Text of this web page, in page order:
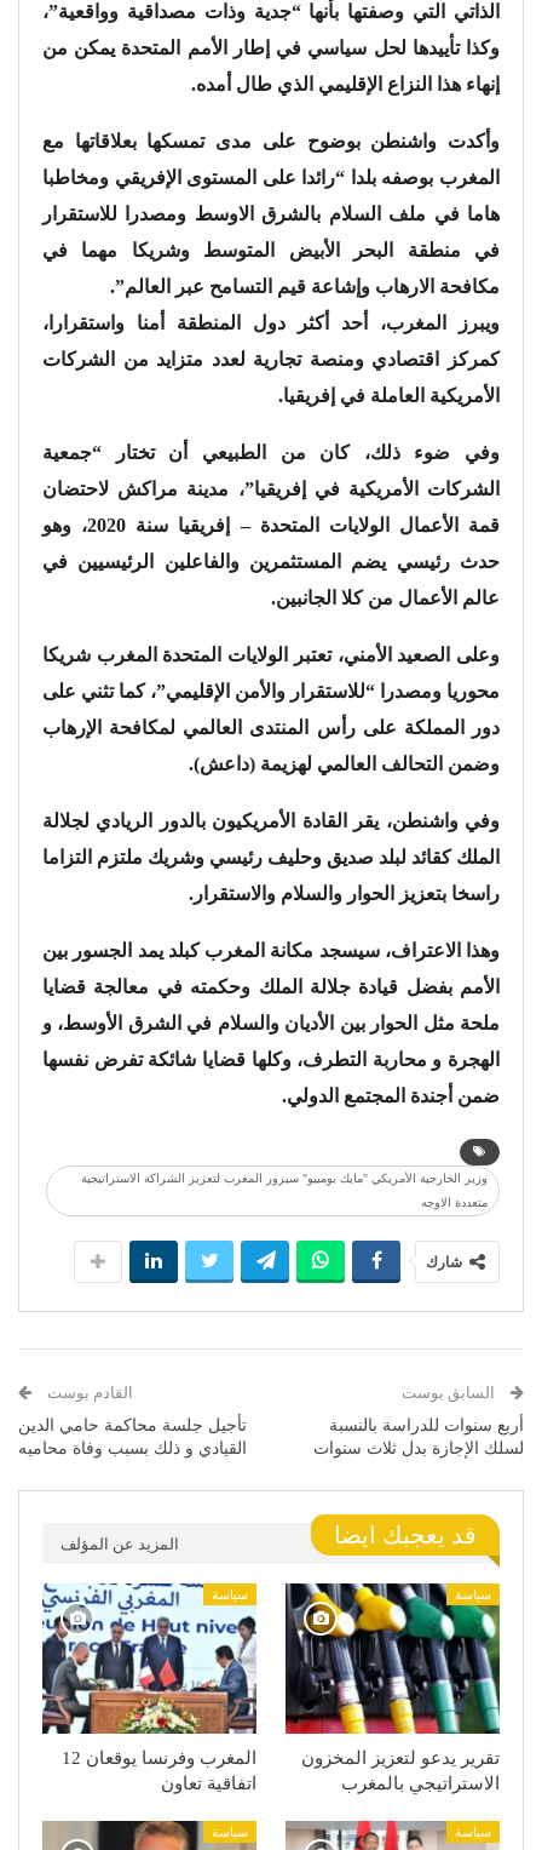
الذاتي التي وصفتها بأنها “جدية وذات مصداقية وواقعية”،
وكذا تأييدها لحل سياسي في إطار الأمم المتحدة يمكن من
إنهاء هذا النزاع الإقليمي الذي طال أمده.
وأكدت واشنطن بوضوح على مدى تمسكها بعلاقاتها مع
المغرب بوصفه بلدا “رائدا على المستوى الإفريقي ومخاطبا
هاما في ملف السلام بالشرق الاوسط ومصدرا للاستقرار
في منطقة البحر الأبيض المتوسط وشريكا مهما في
مكافحة الارهاب وإشاعة قيم التسامح عبر العالم”.
ويبرز المغرب، أحد أكثر دول المنطقة أمنا واستقرارا،
كمركز اقتصادي ومنصة تجارية لعدد متزايد من الشركات
الأمريكية العاملة في إفريقيا.
وفي ضوء ذلك، كان من الطبيعي أن تختار “جمعية
الشركات الأمريكية في إفريقيا”، مدينة مراكش لاحتضان
قمة الأعمال الولايات المتحدة – إفريقيا سنة 2020، وهو
حدث رئيسي يضم المستثمرين والفاعلين الرئيسيين في
عالم الأعمال من كلا الجانبين.
وعلى الصعيد الأمني، تعتبر الولايات المتحدة المغرب شريكا
محوريا ومصدرا “للاستقرار والأمن الإقليمي”، كما تثني على
دور المملكة على رأس المنتدى العالمي لمكافحة الإرهاب
وضمن التحالف العالمي لهزيمة (داعش).
وفي واشنطن، يقر القادة الأمريكيون بالدور الريادي لجلالة
الملك كقائد لبلد صديق وحليف رئيسي وشريك ملتزم التزاما
راسخا بتعزيز الحوار والسلام والاستقرار.
وهذا الاعتراف، سيسجد مكانة المغرب كبلد يمد الجسور بين
الأمم بفضل قيادة جلالة الملك وحكمته في معالجة قضايا
ملحة مثل الحوار بين الأديان والسلام في الشرق الأوسط، و
الهجرة و محاربة التطرف، وكلها قضايا شائكة تفرض نفسها
ضمن أجندة المجتمع الدولي.
وزير الخارجية الأمريكي "مايك بومبيو" سيزور المغرب لتعزيز الشراكة الاستراتيجية
متعددة الاوجه
شارك
السابق بوست
أربع سنوات للدراسة بالنسبة
لسلك الإجازة بدل ثلاث سنوات
القادم بوست
تأجيل جلسة محاكمة حامي الدين
القيادي و ذلك بسبب وفاة محاميه
قد يعجبك ايضا المزيد عن المؤلف
سياسة
تقرير يدعو لتعزيز المخزون
الاستراتيجي بالمغرب
سياسة
المغرب وفرنسا يوقعان 12
اتفاقية تعاون
سياسة سياسة